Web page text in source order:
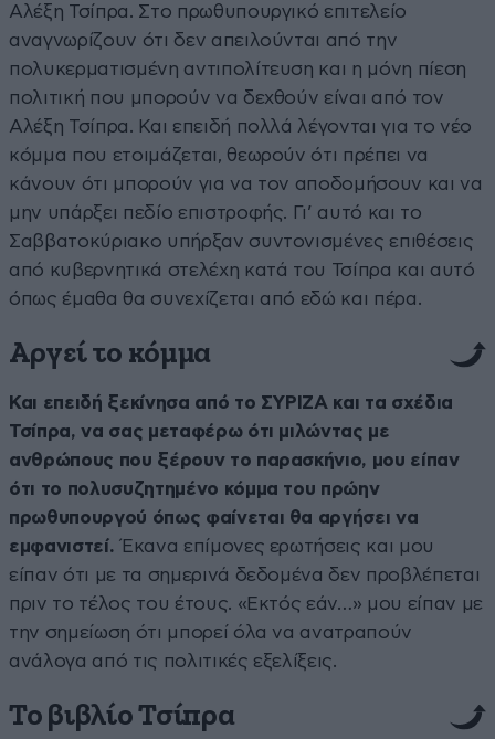
Αλέξη Τσίπρα. Στο πρωθυπουργικό επιτελείο
αναγνωρίζουν ότι δεν απειλούνται από την
πολυκερματισμένη αντιπολίτευση και η μόνη πίεση
πολιτική που μπορούν να δεχθούν είναι από τον
Αλέξη Τσίπρα. Και επειδή πολλά λέγονται για το νέο
κόμμα που ετοιμάζεται, θεωρούν ότι πρέπει να
κάνουν ότι μπορούν για να τον αποδομήσουν και να
μην υπάρξει πεδίο επιστροφής. Γι’ αυτό και το
Σαββατοκύριακο υπήρξαν συντονισμένες επιθέσεις
από κυβερνητικά στελέχη κατά του Τσίπρα και αυτό
όπως έμαθα θα συνεχίζεται από εδώ και πέρα.
Αργεί το κόμμα
Και επειδή ξεκίνησα από το ΣΥΡΙΖΑ και τα σχέδια
Τσίπρα, να σας μεταφέρω ότι μιλώντας με
ανθρώπους που ξέρουν το παρασκήνιο, μου είπαν
ότι το πολυσυζητημένο κόμμα του πρώην
πρωθυπουργού όπως φαίνεται θα αργήσει να
εμφανιστεί. Έκανα επίμονες ερωτήσεις και μου
είπαν ότι με τα σημερινά δεδομένα δεν προβλέπεται
πριν το τέλος του έτους. «Εκτός εάν…» μου είπαν με
την σημείωση ότι μπορεί όλα να ανατραπούν
ανάλογα από τις πολιτικές εξελίξεις.
Το βιβλίο Τσίπρα